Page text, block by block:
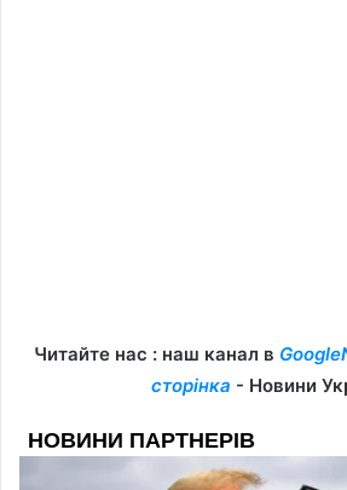
Читайте нас : наш канал в
сторінка - Новини